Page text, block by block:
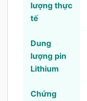
lượng thực
tế
Dung
lượng pin
Lithium
Chứng